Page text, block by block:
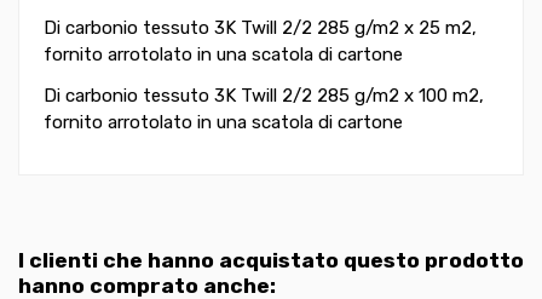
Di carbonio tessuto 3K Twill 2/2 285 g/m2 x 25 m2,
fornito arrotolato in una scatola di cartone
Di carbonio tessuto 3K Twill 2/2 285 g/m2 x 100 m2,
fornito arrotolato in una scatola di cartone
I clienti che hanno acquistato questo prodotto
hanno comprato anche: